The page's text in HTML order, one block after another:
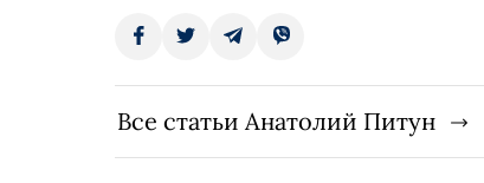
Все статьи Анатолий Питун